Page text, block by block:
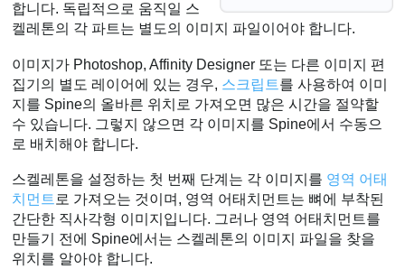
합니다. 독립적으로 움직일 스
켈레톤의 각 파트는 별도의 이미지 파일이어야 합니다.
이미지가 Photoshop, Affinity Designer 또는 다른 이미지 편
집기의 별도 레이어에 있는 경우, 스크립트를 사용하여 이미
지를 Spine의 올바른 위치로 가져오면 많은 시간을 절약할
수 있습니다. 그렇지 않으면 각 이미지를 Spine에서 수동으
로 배치해야 합니다.
스켈레톤을 설정하는 첫 번째 단계는 각 이미지를 영역 어태
치먼트로 가져오는 것이며, 영역 어태치먼트는 뼈에 부착된
간단한 직사각형 이미지입니다. 그러나 영역 어태치먼트를
만들기 전에 Spine에서는 스켈레톤의 이미지 파일을 찾을
위치를 알아야 합니다.